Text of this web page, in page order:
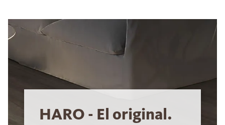
HARO - El original.